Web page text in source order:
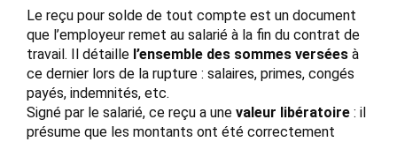
Le reçu pour solde de tout compte est un document
que l’employeur remet au salarié à la fin du contrat de
travail. Il détaille l’ensemble des sommes versées à
ce dernier lors de la rupture : salaires, primes, congés
payés, indemnités, etc.
Signé par le salarié, ce reçu a une valeur libératoire : il
présume que les montants ont été correctement